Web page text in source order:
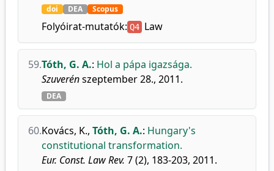
doi DEA Scopus
Folyóirat-mutatók: Q4 Law
59.Tóth, G. A.: Hol a pápa igazsága.
Szuverénszeptember 28., 2011.
DEA
60.Kovács, K., Tóth, G. A.: Hungary's
constitutional transformation.
Eur. Const. Law Rev. 7 (2), 183-203, 2011.